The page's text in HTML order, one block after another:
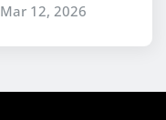
Mar 12, 2026